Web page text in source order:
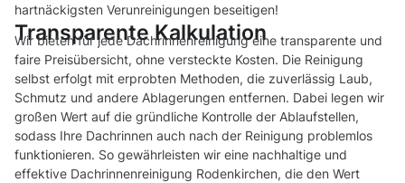
hartnäckigsten Verunreinigungen beseitigen!
Transparente Kalkulation
Wir bieten für jede Dachrinnenreinigung eine transparente und
faire Preisübersicht, ohne versteckte Kosten. Die Reinigung
selbst erfolgt mit erprobten Methoden, die zuverlässig Laub,
Schmutz und andere Ablagerungen entfernen. Dabei legen wir
großen Wert auf die gründliche Kontrolle der Ablaufstellen,
sodass Ihre Dachrinnen auch nach der Reinigung problemlos
funktionieren. So gewährleisten wir eine nachhaltige und
effektive Dachrinnenreinigung Rodenkirchen, die den Wert